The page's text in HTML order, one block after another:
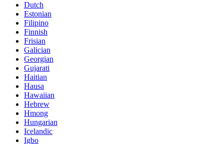
Dutch
Estonian
Filipino
Finnish
Frisian
Galician
Georgian
Gujarati
Haitian
Hausa
Hawaiian
Hebrew
Hmong
Hungarian
Icelandic
Igbo